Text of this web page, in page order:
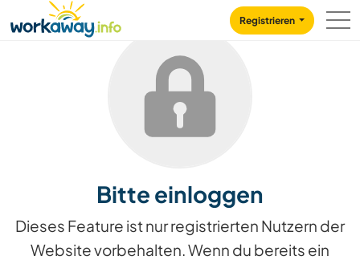
CONTENT
MAIN NAVIGATION
Registrieren
Bitte einloggen
Dieses Feature ist nur registrierten Nutzern der
Website vorbehalten. Wenn du bereits ein